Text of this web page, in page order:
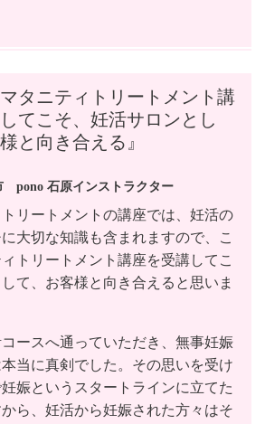
マタニティトリートメント講
てこそ、妊活サロンとし
と向き合える』
pono 石原インストラクター
リートメントの講座では、妊活の
大切な知識も含まれますので、こ
トリートメント講座を受講してこ
て、お客様と向き合えると思いま
ースへ通っていただき、無事妊娠
当に真剣でした。その思いを受け
娠というスタートラインに立てた
ら、妊活から妊娠された方々はそ